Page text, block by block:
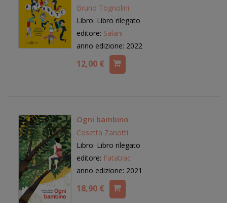
Bruno Tognolini
Libro: Libro rilegato
editore: Salani
anno edizione: 2022
12,00 €
Ogni bambino
Cosetta Zanotti
Libro: Libro rilegato
editore: Fatatrac
anno edizione: 2021
18,90 €